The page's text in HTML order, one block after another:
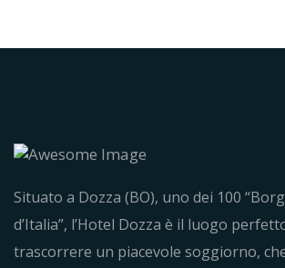
Situato a Dozza (BO), uno dei 100
d’Italia”, l’Hotel Dozza è il luogo
trascorrere un piacevole soggiorno,